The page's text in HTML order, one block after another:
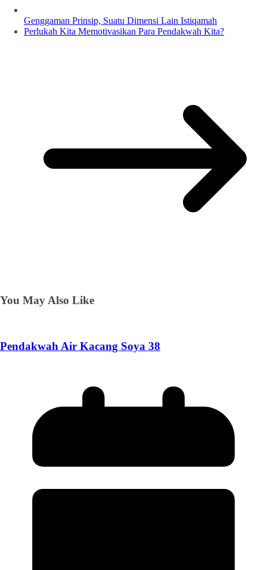
Genggaman Prinsip, Suatu Dimensi Lain Istiqamah
Perlukah Kita Memotivasikan Para Pendakwah Kita?
You May Also Like
Pendakwah Air Kacang Soya 38